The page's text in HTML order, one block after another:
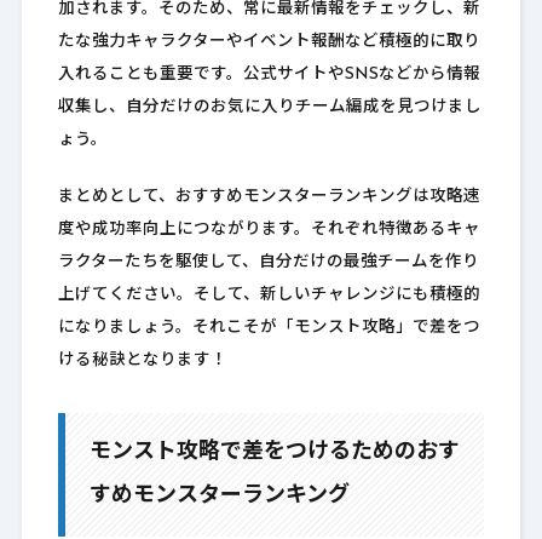
加されます。そのため、常に最新情報をチェックし、新
たな強力キャラクターやイベント報酬など積極的に取り
入れることも重要です。公式サイトやSNSなどから情報
収集し、自分だけのお気に入りチーム編成を見つけまし
ょう。
まとめとして、おすすめモンスターランキングは攻略速
度や成功率向上につながります。それぞれ特徴あるキャ
ラクターたちを駆使して、自分だけの最強チームを作り
上げてください。そして、新しいチャレンジにも積極的
になりましょう。それこそが「モンスト攻略」で差をつ
ける秘訣となります！
モンスト攻略で差をつけるためのおす
すめモンスターランキング